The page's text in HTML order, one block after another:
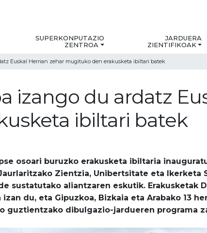
SUPERKONPUTAZIO
ZENTROA
JARDUERA
ZIENTIFIKOAK
Euskal Herrian zehar mugituko den erakusketa ibiltari batek
izango du ardatz
ibiltari batek
osoari buruzko erakusketa ibiltaria
Zientzia, Unibertsitate eta Ikerketa
sustatutako aliantzaren eskutik. Erakusketak
izan du, eta Gipuzkoa, Bizkaia eta Arabako 13
guztientzako dibulgazio-jardueren programa